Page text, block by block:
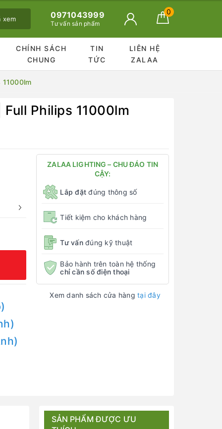
xem 0971043999
Tư vấn sản phẩm
0
CHÍNH SÁCH
CHUNG
TIN
TỨC
LIÊN HỆ
ZALAA
11000lm
Philips 11000lm
ZALAA LIGHTING – CHU ĐÁO TIN
CẬY:
Lắp đặt đúng thông số
Tiết kiệm cho khách hàng
Tư vấnđúng kỹ thuật
Bảo hành trên toàn hệ thống
chỉ cần số điện thoại
Xem danh sách cửa hàngtại đây
SẢN PHẨM ĐƯỢC ƯU